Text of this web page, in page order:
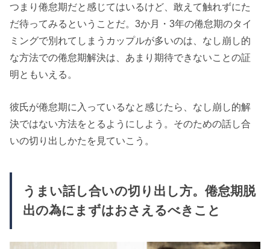
つまり倦怠期だと感じてはいるけど、敢えて触れずにた
だ待ってみるということだ。3か月・3年の倦怠期のタイ
ミングで別れてしまうカップルが多いのは、なし崩し的
な方法での倦怠期解決は、あまり期待できないことの証
明ともいえる。
彼氏が倦怠期に入っているなと感じたら、なし崩し的解
決ではない方法をとるようにしよう。そのための話し合
いの切り出しかたを見ていこう。
うまい話し合いの切り出し方。倦怠期脱
出の為にまずはおさえるべきこと